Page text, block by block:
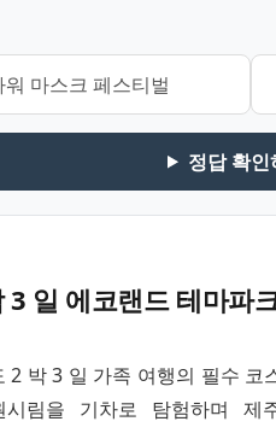
워 마스크 페스티벌
정답 확
3 일 에코랜드 테마파
2 박 3 일 가족 여행의 필수
시림을 기차로 탐험하며